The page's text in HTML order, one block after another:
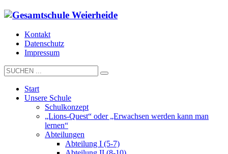
Kontakt
Datenschutz
Impressum
Start
Unsere Schule
Schulkonzept
„Lions-Quest“ oder „Erwachsen werden kann man
lernen“
Abteilungen
Abteilung I (5-7)